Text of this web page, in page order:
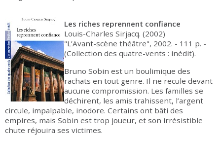
Les riches reprennent confiance
Louis-Charles Sirjacq. (2002)
"L’Avant-scène théâtre", 2002. - 111 p. -
(Collection des quatre-vents : inédit).
Bruno Sobin est un boulimique des
rachats en tout genre. Il ne recule devant
aucune compromission. Les familles se
déchirent, les amis trahissent, l’argent
circule, impalpable, inodore. Certains ont bâti des
empires, mais Sobin est trop joueur, et son irrésistible
chute réjouira ses victimes.